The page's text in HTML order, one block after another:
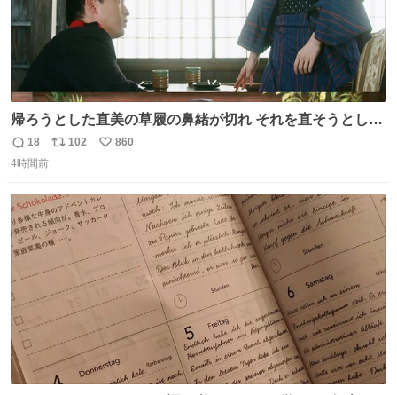
帰ろうとした直美の草履の鼻緒が切れ それを直そうとした
小川がさらに壊し…… 結果、直美をおんぶして送ることに
なりました。 👇鼻緒はいつも恋のキューピッド？
薫る 上坂樹里 甲斐翔真
返
信
18
リ
ト
数
102
い
数
860
4時間前